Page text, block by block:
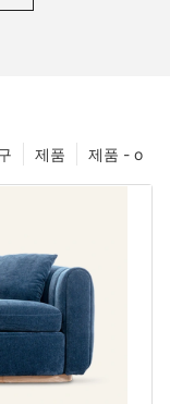
제품 - o
제품